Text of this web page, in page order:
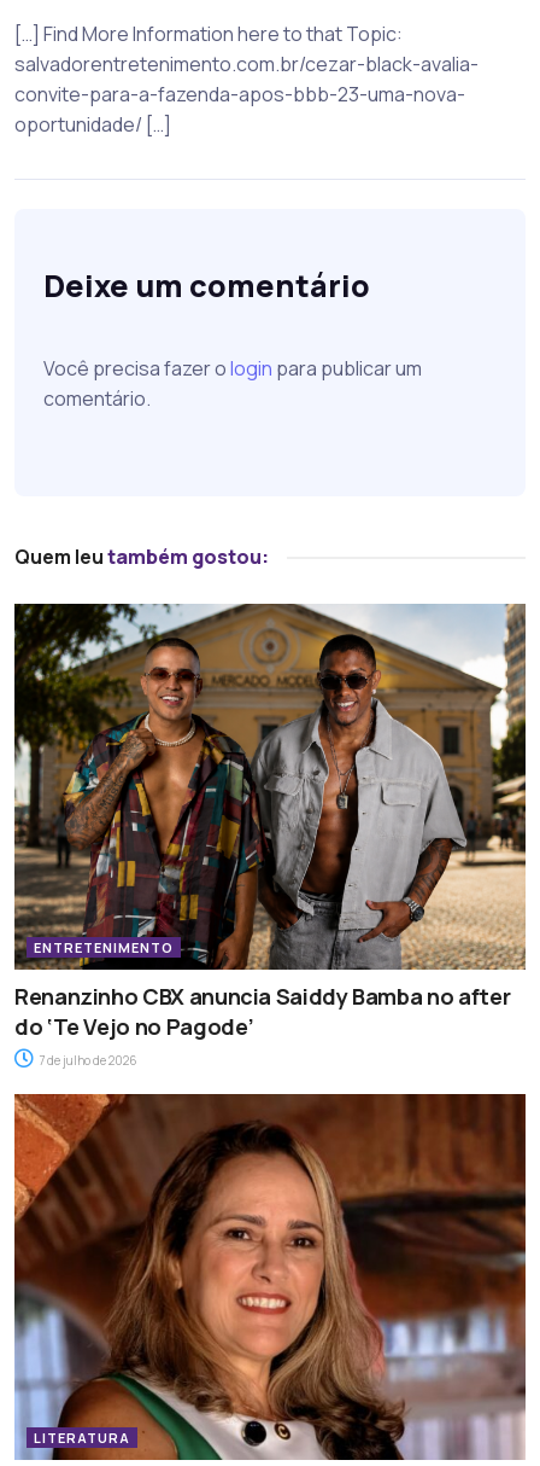
[…] Find More Information here to that Topic:
salvadorentretenimento.com.br/cezar-black-avalia-
convite-para-a-fazenda-apos-bbb-23-uma-nova-
oportunidade/ […]
Deixe um comentário
Você precisa fazer ologin para publicar um
comentário.
Quem leutambém gostou:
ENTRETENIMENTO
Renanzinho CBX anuncia Saiddy Bamba no after
do ‘Te Vejo no Pagode’
7 de julho de 2026
LITERATURA